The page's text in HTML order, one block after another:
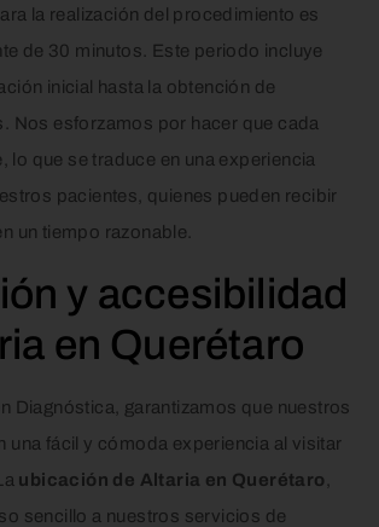
la realización del procedimiento es
de 30 minutos. Este periodo incluye
inicial hasta la obtención de
Nos esforzamos por hacer que cada
lo que se traduce en una experiencia
pacientes, quienes pueden recibir
un tiempo razonable.
y accesibilidad
en Querétaro
Diagnóstica, garantizamos que nuestros
una fácil y cómoda experiencia al visitar
ubicación de Altaria en Querétaro
sencillo a nuestros servicios de